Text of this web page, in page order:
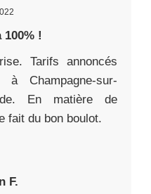
!
Tarifs annoncés
à Champagne-sur-
En matière de
fait du bon boulot.
F.